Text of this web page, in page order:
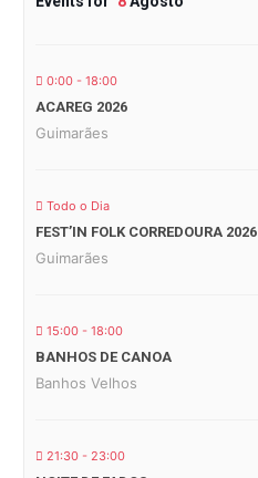
0:00 - 18:00
ACAREG 2026
Guimarães
Todo o Dia
FEST’IN FOLK CORREDOURA 2026
Guimarães
15:00 - 18:00
BANHOS DE CANOA
Banhos Velhos
21:30 - 23:00